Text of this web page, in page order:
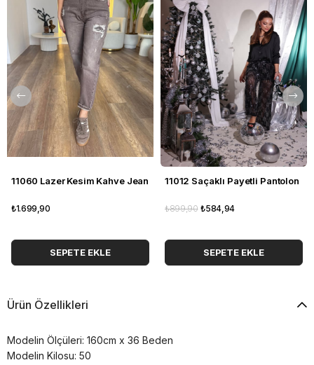
11060 Lazer Kesim Kahve Jean
₺1.699,90
SEPETE EKLE
11012 Saçaklı Payetli Pantolon
₺584,94
₺899,90
SEPETE EKLE
Ürün Özellikleri
Modelin Ölçüleri: 160cm x 36 Beden
Modelin Kilosu: 50